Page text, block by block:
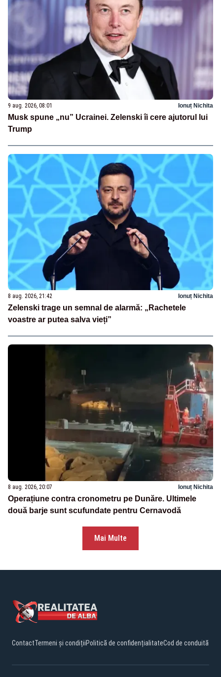
9 aug. 2026, 08:01 Ionuț Nichita
Musk spune „nu” Ucrainei. Zelenski îi cere ajutorul lui
Trump
8 aug. 2026, 21:42 Ionuț Nichita
Zelenski trage un semnal de alarmă: „Rachetele
voastre ar putea salva vieți”
8 aug. 2026, 20:07 Ionuț Nichita
Operațiune contra cronometru pe Dunăre. Ultimele
două barje sunt scufundate pentru Cernavodă
Mai Multe
ContactTermeni și condițiiPolitică de confidențialitateCod de conduită